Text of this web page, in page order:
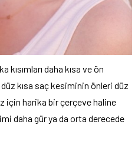
daha kısa ve ön
düz kısa saç kesiminin önleri düz
için harika bir çerçeve haline
daha gür ya da orta derecede